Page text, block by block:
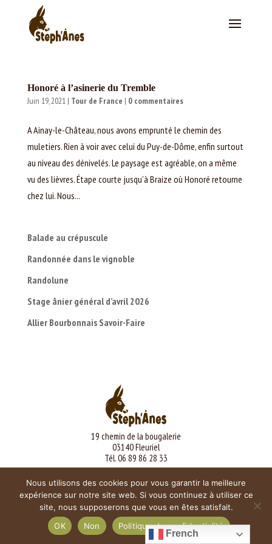
Honoré à l’asinerie du Tremble
Juin 19, 2021| Tour de France | 0 commentaires
A Ainay-le-Château, nous avons emprunté le chemin des
muletiers. Rien à voir avec celui du Puy-de-Dôme, enfin surtout
au niveau des dénivelés. Le paysage est agréable, on a même
vu des lièvres. Étape courte jusqu’à Braize où Honoré retourne
chez lui. Nous...
Balade au crépuscule
Randonnée dans le vignoble
Randolune
Stage ânier général d’avril 2026
Allier Bourbonnais Savoir-Faire
19 chemin de la bougalerie
03140 Fleuriel
Tél. 06 89 86 28 33
French
Nous utilisons des cookies pour vous garantir la meilleure
expérience sur notre site web. Si vous continuez à utiliser ce
site, nous supposerons que vous en êtes satisfait.
OK
Non Politique de confidentialité